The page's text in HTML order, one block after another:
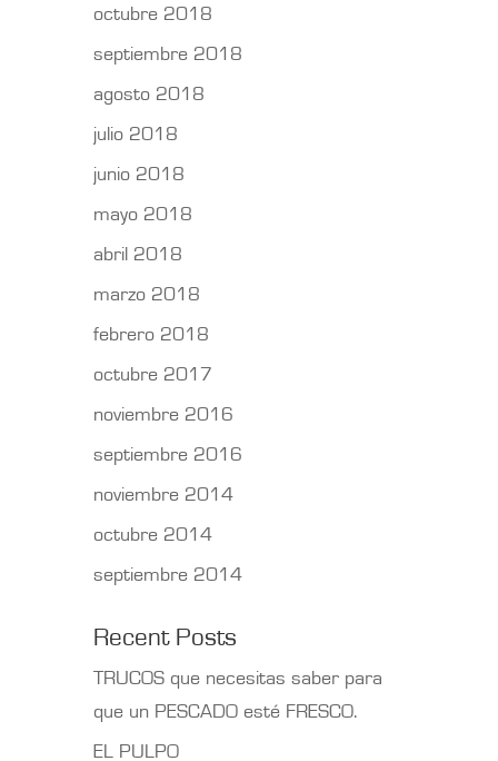
octubre 2018
septiembre 2018
agosto 2018
julio 2018
junio 2018
mayo 2018
abril 2018
marzo 2018
febrero 2018
octubre 2017
noviembre 2016
septiembre 2016
noviembre 2014
octubre 2014
septiembre 2014
Recent Posts
TRUCOS que necesitas saber para
que un PESCADO esté FRESCO.
EL PULPO